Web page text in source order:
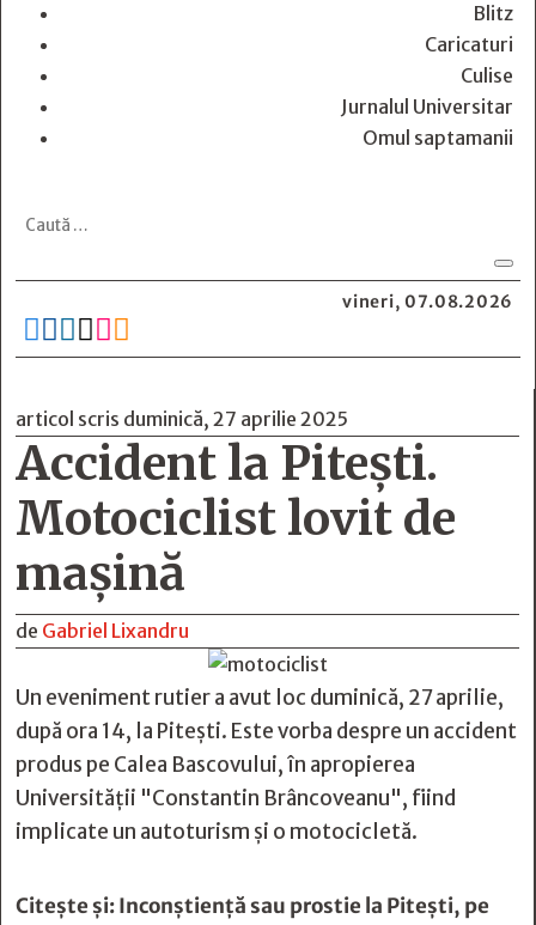
Blitz
Caricaturi
Culise
Jurnalul Universitar
Omul saptamanii
vineri, 07.08.2026
     
articol scris duminică, 27 aprilie 2025
Accident la Piteşti.
Motociclist lovit de
maşină
de Gabriel Lixandru
Un eveniment rutier a avut loc duminică, 27 aprilie,
după ora 14, la Piteşti. Este vorba despre un accident
produs pe Calea Bascovului, în apropierea
Universităţii "Constantin Brâncoveanu", fiind
implicate un autoturism și o motocicletă.
Citeşte şi:Inconştienţă sau prostie la Piteşti, pe